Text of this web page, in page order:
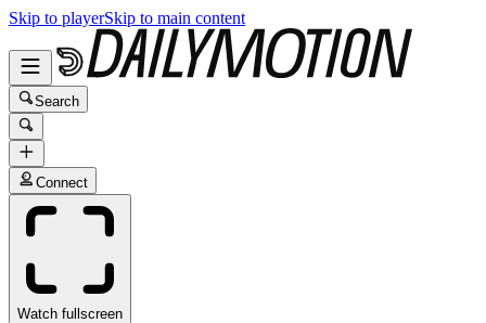
Skip to playerSkip to main content
Search
Connect
Watch fullscreen